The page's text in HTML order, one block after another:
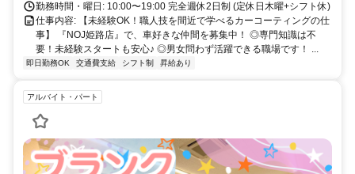
勤務時間・曜日: 10:00〜19:00 完全週休2日制 (定休日木曜+シフト休)
仕事内容: 【未経験OK！職人技を間近で学べるカーコーティングの仕
事】 『NOJ姫路店』で、車好きな仲間を募集中！ ◎専門知識は不
要！未経験スタートも安心♪ ◎男女問わず活躍できる職場です！ ...
即日勤務OK 交通費支給 シフト制 昇給あり
アルバイト・パート